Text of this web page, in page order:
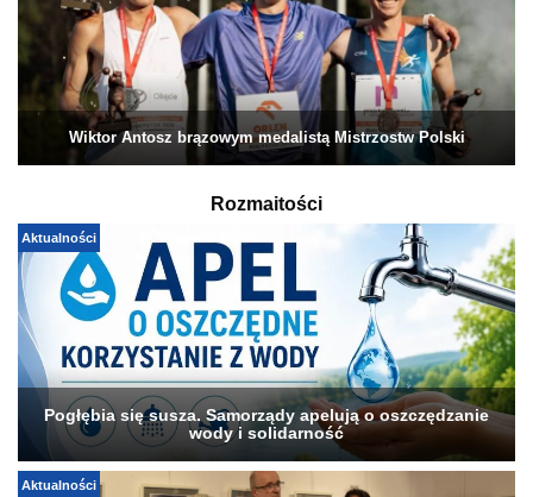
Wiktor Antosz brązowym medalistą Mistrzostw Polski
Rozmaitości
Aktualności
Pogłębia się susza. Samorządy apelują o oszczędzanie
wody i solidarność
Aktualności